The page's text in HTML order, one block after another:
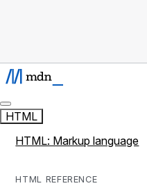
HTML
HTML: Markup language
HTML REFERENCE